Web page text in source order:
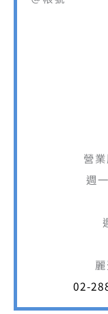
營
週
02-